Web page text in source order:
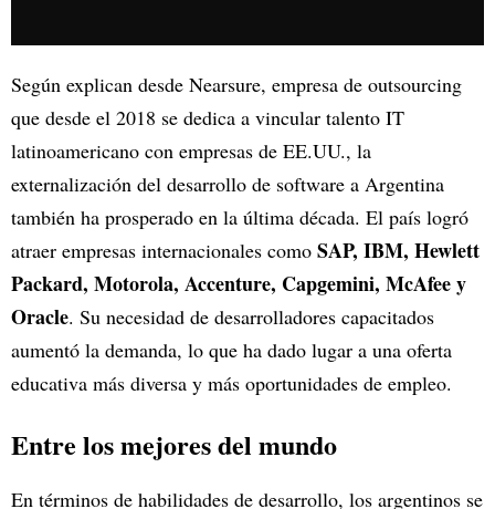
Según explican desde Nearsure, empresa de outsourcing
que desde el 2018 se dedica a vincular talento IT
latinoamericano con empresas de EE.UU., la
externalización del desarrollo de software a Argentina
también ha prosperado en la última década. El país logró
atraer empresas internacionales como SAP, IBM, Hewlett
Packard, Motorola, Accenture, Capgemini, McAfee y
Oracle. Su necesidad de desarrolladores capacitados
aumentó la demanda, lo que ha dado lugar a una oferta
educativa más diversa y más oportunidades de empleo.
Entre los mejores del mundo
En términos de habilidades de desarrollo, los argentinos se